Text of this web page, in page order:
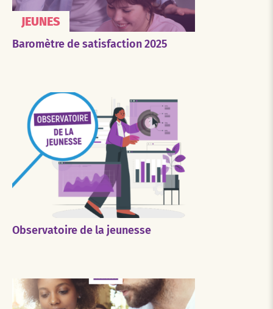
JEUNES
Baromètre de satisfaction 2025
Observatoire de la jeunesse